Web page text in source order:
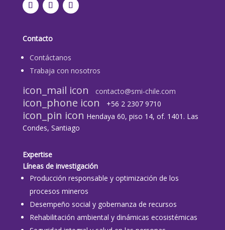
Contacto
Contáctanos
Trabaja con nosotros
icon_mail icon contacto@smi-chile.com
icon_phone icon +56 2 2307 9710​
icon_pin icon Hendaya 60, piso 14, of. 1401. Las
Condes, Santiago
Expertise
Líneas de investigación
Producción responsable y optimización de los
procesos mineros
Desempeño social y gobernanza de recursos
Rehabilitación ambiental y dinámicas ecosistémicas